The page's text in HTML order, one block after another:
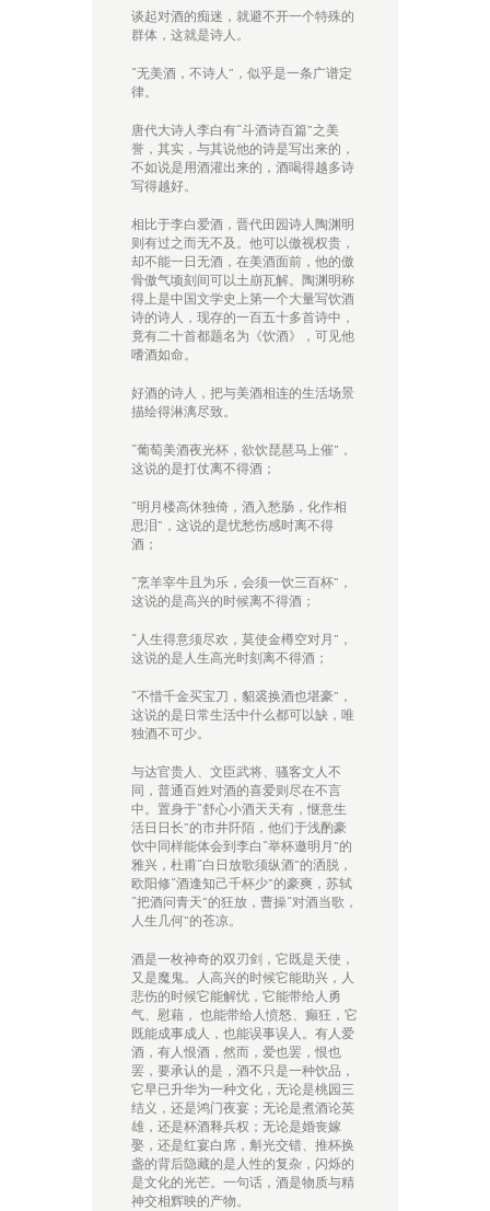
谈起对酒的痴迷，就避不开一个特殊的
群体，这就是诗人。
“无美酒，不诗人”，似乎是一条广谱定
律。
唐代大诗人李白有“斗酒诗百篇”之美
誉，其实，与其说他的诗是写出来的，
不如说是用酒灌出来的，酒喝得越多诗
写得越好。
相比于李白爱酒，晋代田园诗人陶渊明
则有过之而无不及。他可以傲视权贵，
却不能一日无酒，在美酒面前，他的傲
骨傲气顷刻间可以土崩瓦解。陶渊明称
得上是中国文学史 上第一个大量写饮酒
诗的诗人，现存的一百五十多首诗中，
竟有二十首都题名为《饮酒》，可见他
嗜酒如命。
好酒的诗人，把与美酒相连的生活场景
描绘得淋漓尽致。
“葡萄美酒夜光杯，欲饮琵琶马上催”，
这说的是打仗离不得酒；
“明月楼高休独倚，酒入愁肠，化作相
思泪”，这说的是忧愁伤感时离不得
酒；
“烹羊宰牛且为乐，会须一饮三百杯”，
这说的是高兴的时候离不得酒；
“人生得意须尽欢，莫使金樽空对月”，
这说的是人生高光时刻离不得酒；
“不惜千金买宝刀，貂裘换酒也堪豪”，
这说的是日常生活中什么都可以缺，唯
独酒不可少。
与达官贵人、文臣武将、骚客文人不
同，普通百姓对酒的喜爱则尽在不言
中。置身于“舒心小酒天天有，惬意生
活日日长”的市井阡陌，他们于浅酌豪
饮中同样能体会到李白“举杯邀明月”的
雅兴，杜甫“白日放歌须纵酒”的洒脱，
欧阳修“酒逢知己千杯少”的豪爽，苏轼
“把酒问青天”的狂放，曹操“对酒当歌，
人生几何”的苍凉。
酒是一枚神奇的双刃剑，它既是天使，
又是魔鬼。人高兴的时候它能助兴，人
悲伤的时候它能解忧，它能带给人勇
气、慰藉， 也能带给人愤怒、癫狂，它
既能成事成人，也能误事误人。有人爱
酒，有人恨酒，然而，爱也罢，恨也
罢，要承认的是，酒不只是一种饮品，
它早已升华为一种文化，无论是桃园三
结义，还是鸿门夜宴；无论是煮酒论英
雄，还是杯酒释兵权；无论是婚丧嫁
娶，还是红宴白席，斛光交错、推杯换
盏的背后隐藏的是人性的复杂，闪烁的
是文化的光芒。一句话，酒是物质与精
神交相辉映的产物。